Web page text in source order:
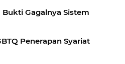
Gagalnya Sistem
Penerapan Syariat